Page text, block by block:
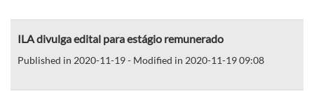
ILA divulga edital para estágio remunerado
Published in 2020-11-19 - Modified in 2020-11-19 09:08